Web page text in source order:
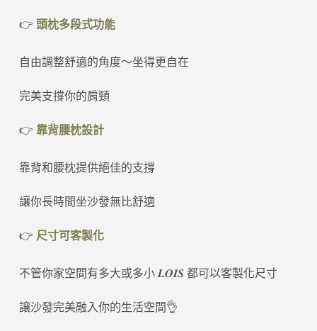
👉 頭枕多段式功能
自由調整舒適的角度～坐得更自在
完美支撐你的肩頸
👉 靠背腰枕設計
靠背和腰枕提供絕佳的支撐
讓你長時間坐沙發無比舒適
👉 尺寸可客製化
不管你家空間有多大或多小 𝑳𝑶𝑰𝑺 都可以客製化尺寸
讓沙發完美融入你的生活空間👌